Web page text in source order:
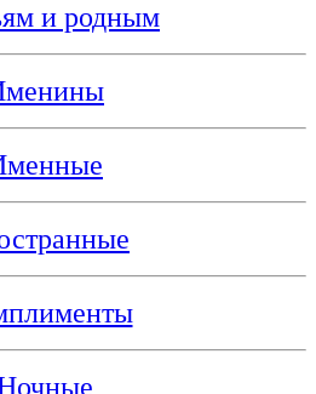
и родным